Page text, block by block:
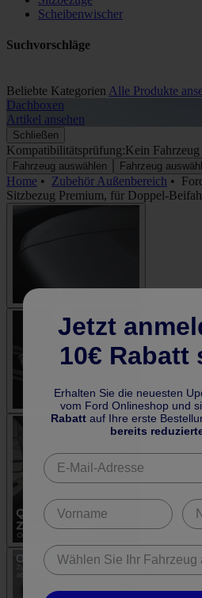
Scheibenwischer
Suchvorschläge
Beliebte Kategorien Alle Produkte
Dachboxen
Artikel ansehen
Schließen
Kompatibilitätsprüfung:Kein
Fahrzeug auswählen Fahrzeug
Home • Zubehör Außenbereich •
Sitzbezug Premium, für Doppel-
Jetzt
10€ Rabatt
Erhalten Sie die neuesten
vom Ford Onlineshop und
Rabatt auf Ihre erste
bereits